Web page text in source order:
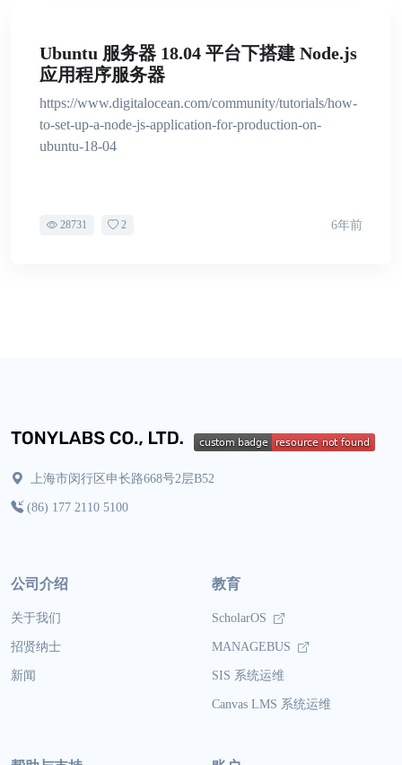
Ubuntu 服务器 18.04 平台下搭建 Node.js
应用程序服务器
https://www.digitalocean.com/community/tutorials/how-
to-set-up-a-node-js-application-for-production-on-
ubuntu-18-04
28731 2 6年前
上海市闵行区申长路668号2层B52
(86) 177 2110 5100
公司介绍
关于我们
招贤纳士
新闻
教育
ScholarOS
MANAGEBUS
SIS 系统运维
Canvas LMS 系统运维